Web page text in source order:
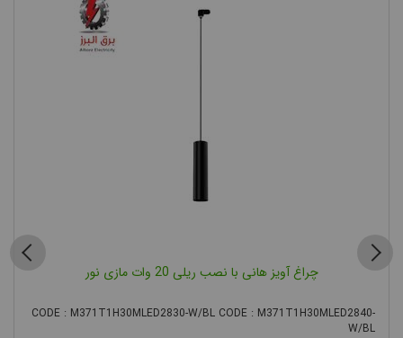
چراغ آویز هانی با نصب ریلی 20 وات مازی نور
CODE : M371T1H30MLED2830-W/BL CODE : M371T1H30MLED2840-
W/BL